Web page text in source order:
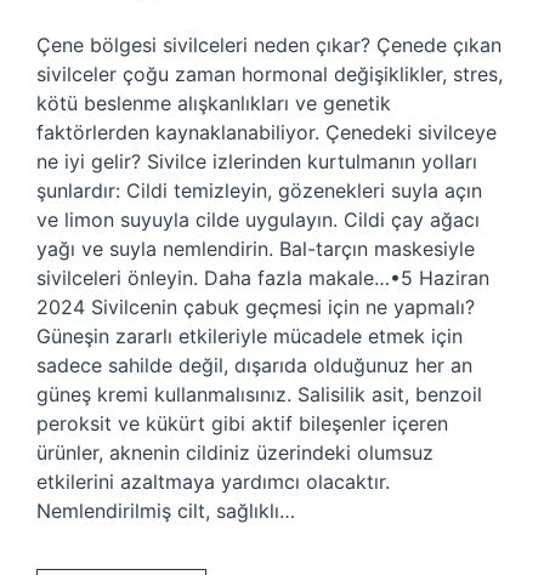
Çene bölgesi sivilceleri neden çıkar? Çenede çıkan
sivilceler çoğu zaman hormonal değişiklikler, stres,
kötü beslenme alışkanlıkları ve genetik
faktörlerden kaynaklanabiliyor. Çenedeki sivilceye
ne iyi gelir? Sivilce izlerinden kurtulmanın yolları
şunlardır: Cildi temizleyin, gözenekleri suyla açın
ve limon suyuyla cilde uygulayın. Cildi çay ağacı
yağı ve suyla nemlendirin. Bal-tarçın maskesiyle
sivilceleri önleyin. Daha fazla makale…•5 Haziran
2024 Sivilcenin çabuk geçmesi için ne yapmalı?
Güneşin zararlı etkileriyle mücadele etmek için
sadece sahilde değil, dışarıda olduğunuz her an
güneş kremi kullanmalısınız. Salisilik asit, benzoil
peroksit ve kükürt gibi aktif bileşenler içeren
ürünler, aknenin cildiniz üzerindeki olumsuz
etkilerini azaltmaya yardımcı olacaktır.
Nemlendirilmiş cilt, sağlıklı…